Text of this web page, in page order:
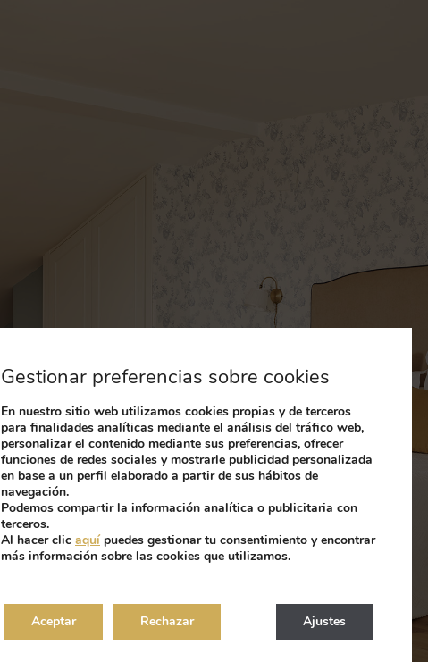
Gestionar preferencias sobre cookies
En nuestro sitio web utilizamos cookies propias y de terceros
para finalidades analíticas mediante el análisis del tráfico web,
personalizar el contenido mediante sus preferencias, ofrecer
funciones de redes sociales y mostrarle publicidad personalizada
en base a un perfil elaborado a partir de sus hábitos de
navegación.
Podemos compartir la información analítica o publicitaria con
terceros.
Al hacer clic aquípuedes gestionar tu consentimiento y encontrar
más información sobre las cookies que utilizamos.
Aceptar Ajustes
Rechazar